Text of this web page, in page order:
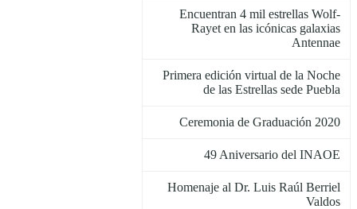
Encuentran 4 mil estrellas Wolf-
Rayet en las icónicas galaxias
Antennae
Primera edición virtual de la Noche
de las Estrellas sede Puebla
Ceremonia de Graduación 2020
49 Aniversario del INAOE
Homenaje al Dr. Luis Raúl Berriel
Valdos